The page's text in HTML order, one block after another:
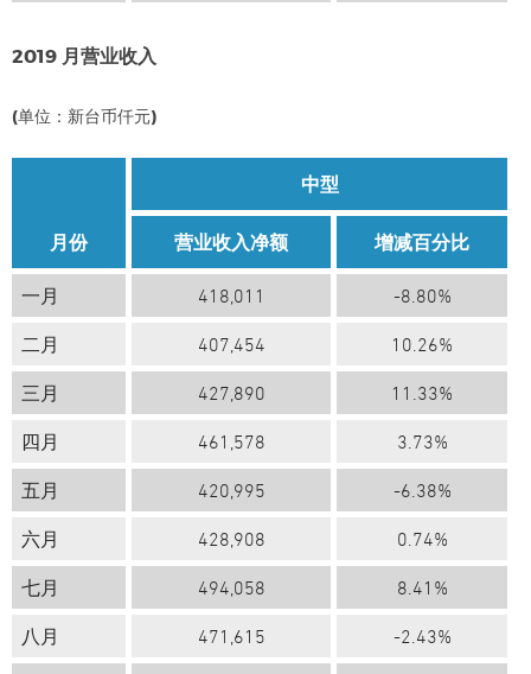
2019月营业收入
(单位：新台币仟元)
月份
中型
营业收入净额 增减百分比
一月 418,011 -8.80%
二月 407,454 10.26%
三月 427,890 11.33%
四月 461,578 3.73%
五月 420,995 -6.38%
六月 428,908 0.74%
七月 494,058 8.41%
八月 471,615 -2.43%